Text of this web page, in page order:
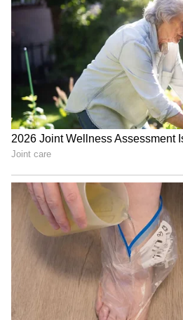
ಫೋನ್ ಸಾಕಷ್ಟು ಫೀಚರ್‌ಗಳನ್ನು
ನೋಡಲು ಕೂಡ
ಫೋನುಗಳನ್ನು ಖರೀದಿಸಲು
ಒಳ್ಳೆಯ ಇದೊಂದು ಆಯ್ಕೆಯಾಗಿದೆ.
"ರಾಜಕೀಯ ಬೇಡ, ಸಿನಿಮಾನೇ
ಕನಕೋತ್ಸವದಲ್ಲಿ ರಿಷಬ್ ಶೆಟ್ಟಿ |
Shetty speech | Suvarna
ಶೇ.50 ರಿಂದ ಶೇ.18 ಕ್ಕೆ TAX
ಟ್ರಂಪ್ ಐತಿಹಾಸಿಕ ಒಪ್ಪಂದ |
Trade Deal | Party Rounds